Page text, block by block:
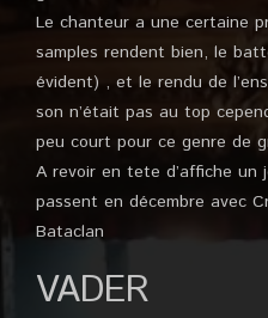
Le chanteur a une certaine
samples rendent bien, le
évident) , et le rendu de
son n’était pas au top
peu court pour ce genre de
A revoir en tete d’affiche un
passent en décembre avec
Bataclan
VADER